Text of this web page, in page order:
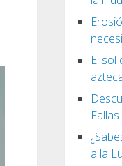
El sol
a la